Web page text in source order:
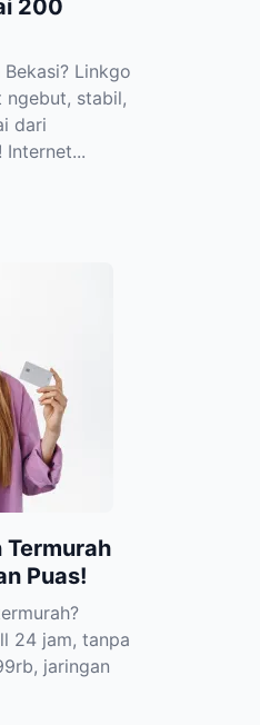
200
Linkgo
ngebut, stabil,
dari
Internet...
Termurah
Puas!
24 jam, tanpa
jaringan